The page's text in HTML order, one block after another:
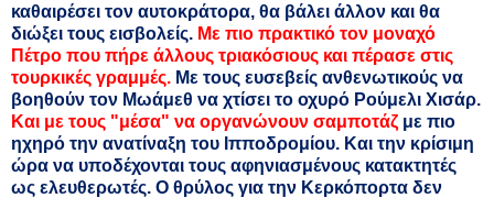
καθαιρέσει τον αυτοκράτορα, θα βάλει άλλον και θα
διώξει τους εισβολείς. Με πιο πρακτικό τον μοναχό
Πέτρο που πήρε άλλους τριακόσιους και πέρασε στις
τουρκικές γραμμές. Με τους ευσεβείς ανθενωτικούς να
βοηθούν τον Μωάμεθ να χτίσει το οχυρό Ρούμελι Χισάρ.
Και με τους "μέσα" να οργανώνουν σαμποτάζ με πιο
ηχηρό την ανατίναξη του Ιπποδρομίου. Και την κρίσιμη
ώρα να υποδέχονται τους αφηνιασμένους κατακτητές
ως ελευθερωτές. Ο θρύλος για την Κερκόπορτα δεν